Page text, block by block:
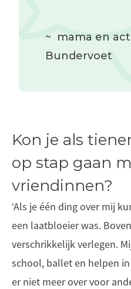
~ mama en
Bundervoet
Kon je als
op stap gaan
vriendinnen?
‘Als je één ding over mij
een laatbloeier was.
verschrikkelijk verlegen.
school, ballet en helpen
er niet meer over voor